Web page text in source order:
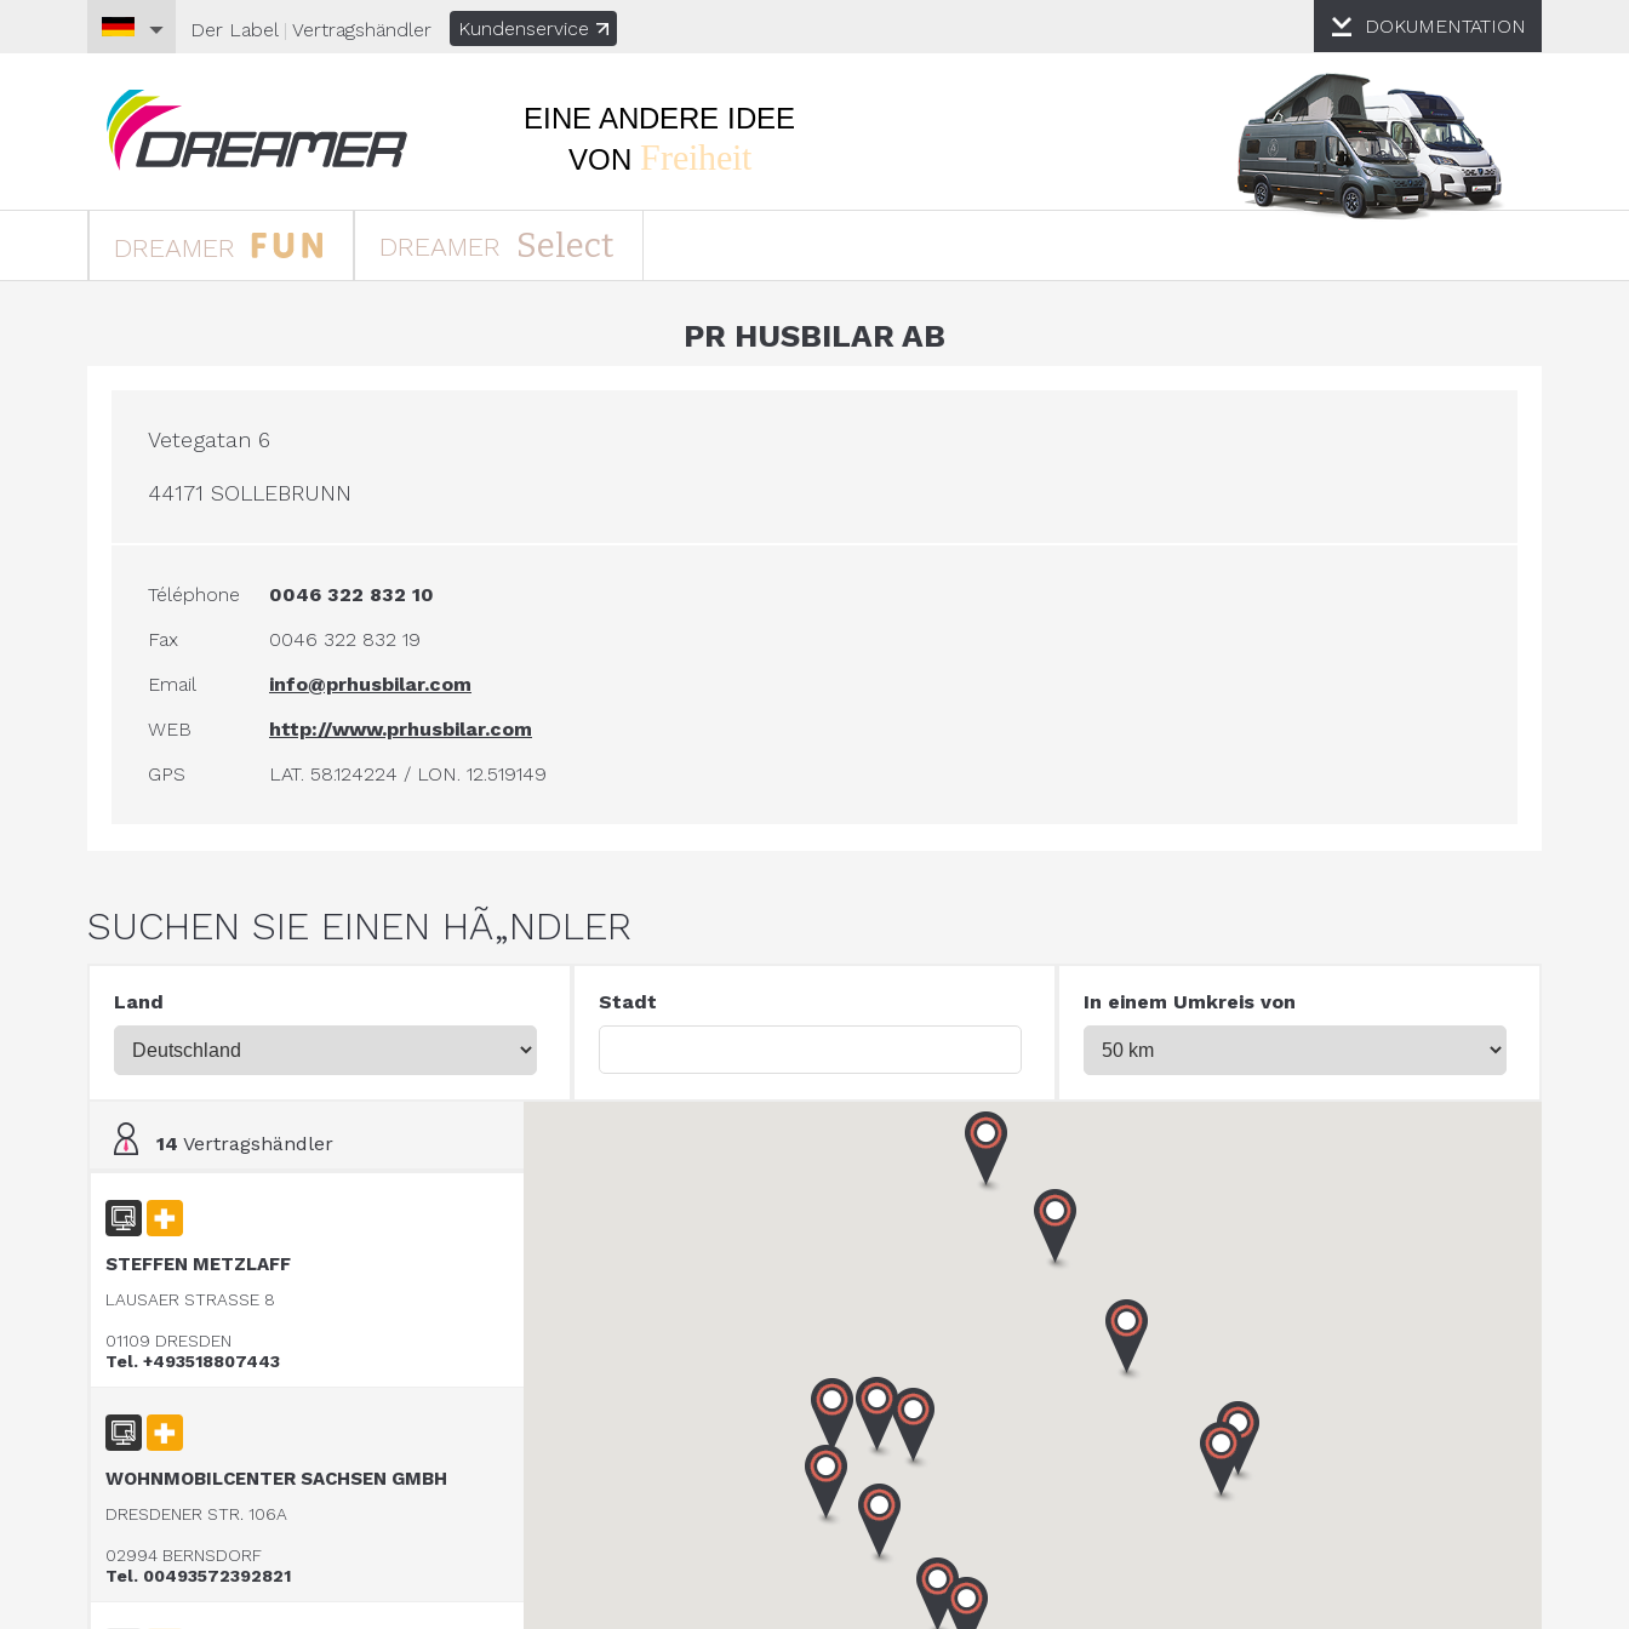
DOKUMENTATION
Der Label| Vertragshändler Kundenservice
EINE ANDERE IDEE
VON Freiheit
DREAMER DREAMER Select
PR HUSBILAR AB
Vetegatan 6
44171 SOLLEBRUNN
Téléphone
0046 322 832 10
Fax
0046 322 832 19
Email
info@prhusbilar.com
WEB
http://www.prhusbilar.com
GPS
LAT. 58.124224 / LON. 12.519149
SUCHEN SIE EINEN HÃ„NDLER
Land Stadt In einem Umkreis von
14 Vertragshändler
STEFFEN METZLAFF
LAUSAER STRASSE 8
01109 DRESDEN
Tel. +493518807443
WOHNMOBILCENTER SACHSEN GMBH
DRESDENER STR. 106A
02994 BERNSDORF
Tel. 00493572392821